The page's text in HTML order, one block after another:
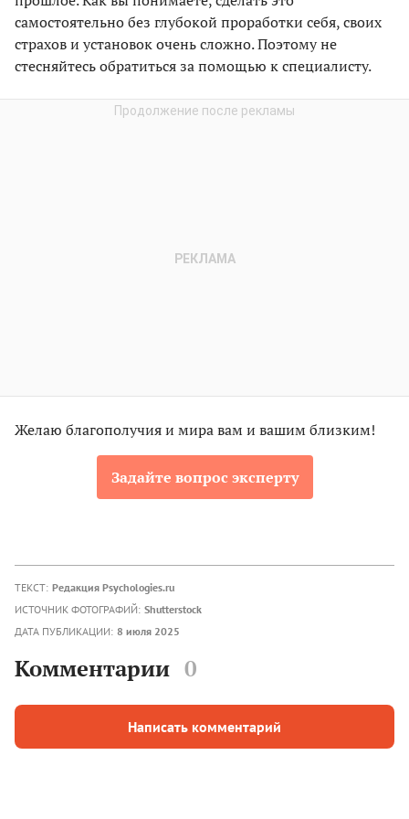
самостоятельно без глубокой проработки себя, своих
страхов и установок очень сложно. Поэтому не
стесняйтесь обратиться за помощью к специалисту.
Желаю благополучия и мира вам и вашим близким!
Задайте вопрос эксперту
ТЕКСТ: Редакция Psychologies.ru
ИСТОЧНИК ФОТОГРАФИЙ: Shutterstock
ДАТА ПУБЛИКАЦИИ: 8 июля 2025
Комментарии 0
Написать комментарий